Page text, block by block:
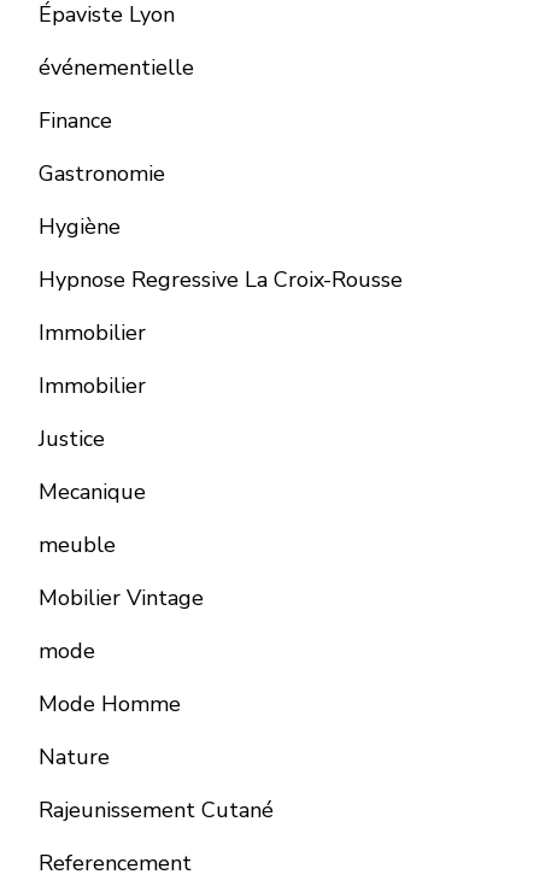
Épaviste Lyon
événementielle
Finance
Gastronomie
Hygiène
Hypnose Regressive La Croix-Rousse
Immobilier
Immobilier
Justice
Mecanique
meuble
Mobilier Vintage
mode
Mode Homme
Nature
Rajeunissement Cutané
Referencement